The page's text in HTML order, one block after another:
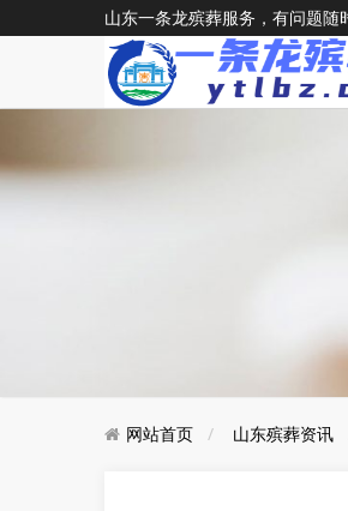
山东一条龙殡葬服务，有问题随
网站首页 山东殡葬资讯